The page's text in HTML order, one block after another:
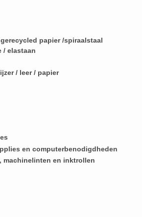
papier /spiraalstaal
/ elastaan
/ leer / papier
en computerbenodigdheden
machinelinten en inktrollen